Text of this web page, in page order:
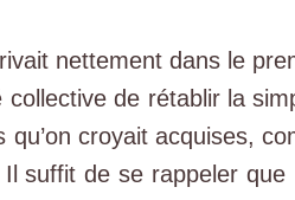
nettement dans le
collective de rétablir la
qu’on croyait acquises,
Il suffit de se rappeler